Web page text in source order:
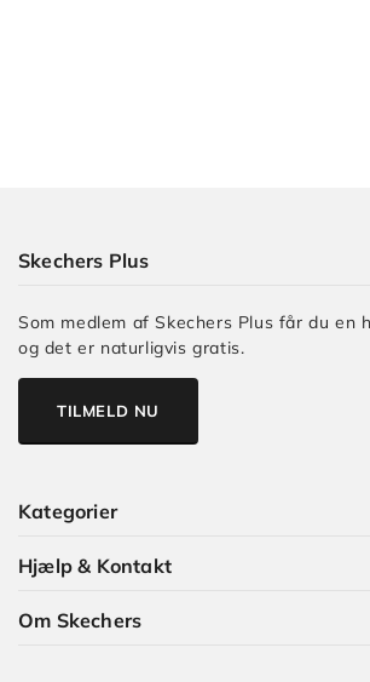
Kategorier
Hjælp & Kontakt
Om Skechers
Skechers Plus
Som medlem af Skechers Plus får du en
og det er naturligvis gratis.
TILMELD NU